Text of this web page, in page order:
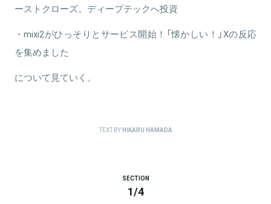
ーストクローズ。ディープテックへ投資
・mixi2がひっそりとサービス開始！「懐かしい！」Xの反応
を集めました
について見ていく。
TEXT BYHIKARU HAMADA
SECTION
1/4